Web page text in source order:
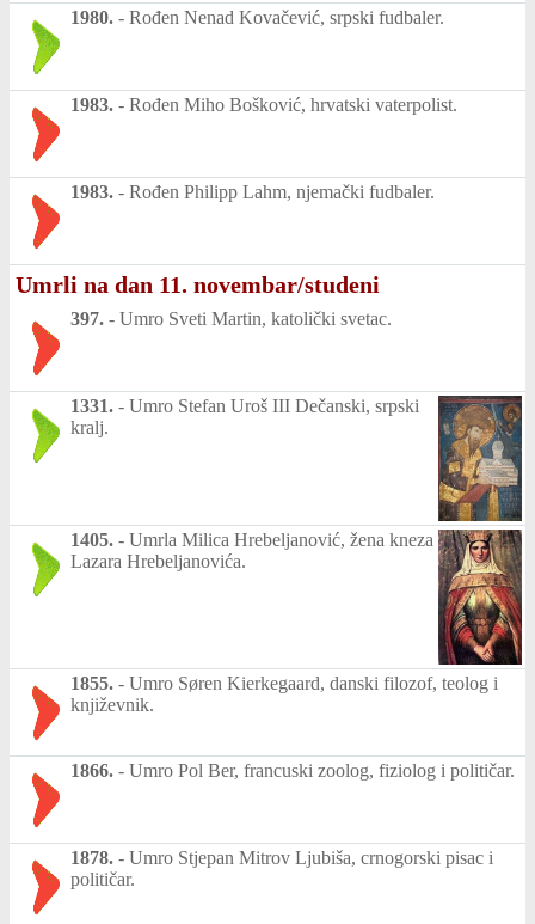
1980. - Rođen Nenad Kovačević, srpski fudbaler.
1983. - Rođen Miho Bošković, hrvatski vaterpolist.
1983. - Rođen Philipp Lahm, njemački fudbaler.
Umrli na dan 11. novembar/studeni
397. - Umro Sveti Martin, katolički svetac.
1331. - Umro Stefan Uroš III Dečanski, srpski
kralj.
1405. - Umrla Milica Hrebeljanović, žena kneza
Lazara Hrebeljanovića.
1855. - Umro Søren Kierkegaard, danski filozof, teolog i
književnik.
1866. - Umro Pol Ber, francuski zoolog, fiziolog i političar.
1878. - Umro Stjepan Mitrov Ljubiša, crnogorski pisac i
političar.